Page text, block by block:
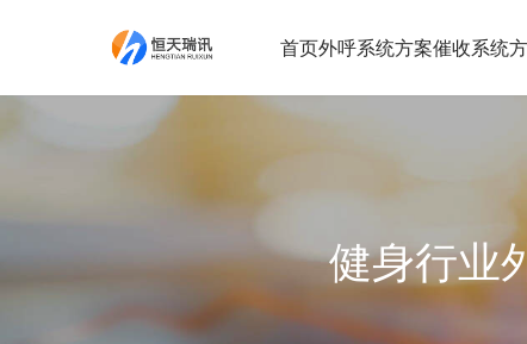
首页外呼系统方案催收系统
健身行业